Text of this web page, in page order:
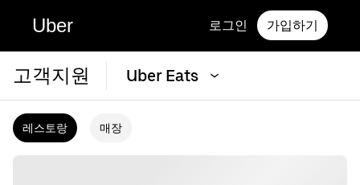
Uber 로그인 가입하기
고객지원 Uber Eats
레스토랑 매장